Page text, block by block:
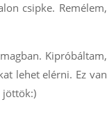
csipke. Remélem,
Kipróbáltam,
lehet elérni. Ez van
jöttök:)